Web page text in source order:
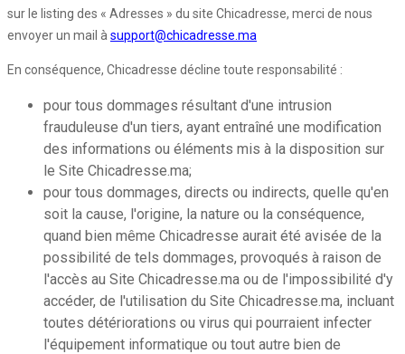
sur le listing des « Adresses » du site Chicadresse, merci de nous
envoyer un mail à support@chicadresse.ma
En conséquence, Chicadresse décline toute responsabilité :
pour tous dommages résultant d'une intrusion
frauduleuse d'un tiers, ayant entraîné une modification
des informations ou éléments mis à la disposition sur
le Site Chicadresse.ma;
pour tous dommages, directs ou indirects, quelle qu'en
soit la cause, l'origine, la nature ou la conséquence,
quand bien même Chicadresse aurait été avisée de la
possibilité de tels dommages, provoqués à raison de
l'accès au Site Chicadresse.ma ou de l'impossibilité d'y
accéder, de l'utilisation du Site Chicadresse.ma, incluant
toutes détériorations ou virus qui pourraient infecter
l'équipement informatique ou tout autre bien de